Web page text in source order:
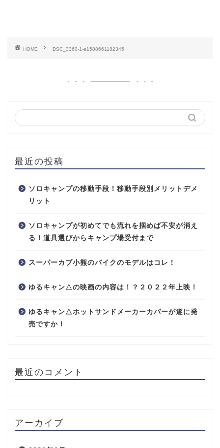
HOME DSC_3360-1-e1588661182345
最近の投稿
ソロキャンプの移動手段！移動手段別メリットデメ
リット
ソロキャンプが初めてでも流れを掴めば不安が消え
る！道具選びからキャンプ場受付まで
スーパーカブ小熊のバイクのモデルはコレ！
ゆるキャン△の映画の内容は！？２０２２年上映！
ゆるキャン△ホットサンドメーカーカバーが遂に発
売ですか！
最近のコメント
アーカイブ